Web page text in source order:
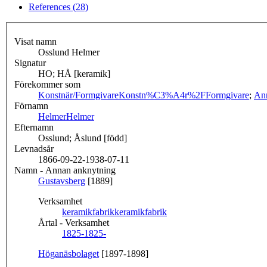
References (28)
Visat namn
Osslund Helmer
Signatur
HO; HÅ [keramik]
Förekommer som
Konstnär/FormgivareKonstn%C3%A4r%2FFormgivare;
Förnamn
HelmerHelmer
Efternamn
Osslund; Åslund [född]
Levnadsår
1866-09-22-1938-07-11
Namn - Annan anknytning
Gustavsberg [1889]
Verksamhet
keramikfabrikkeramikfabrik
Årtal - Verksamhet
1825-1825-
Höganäsbolaget [1897-1898]